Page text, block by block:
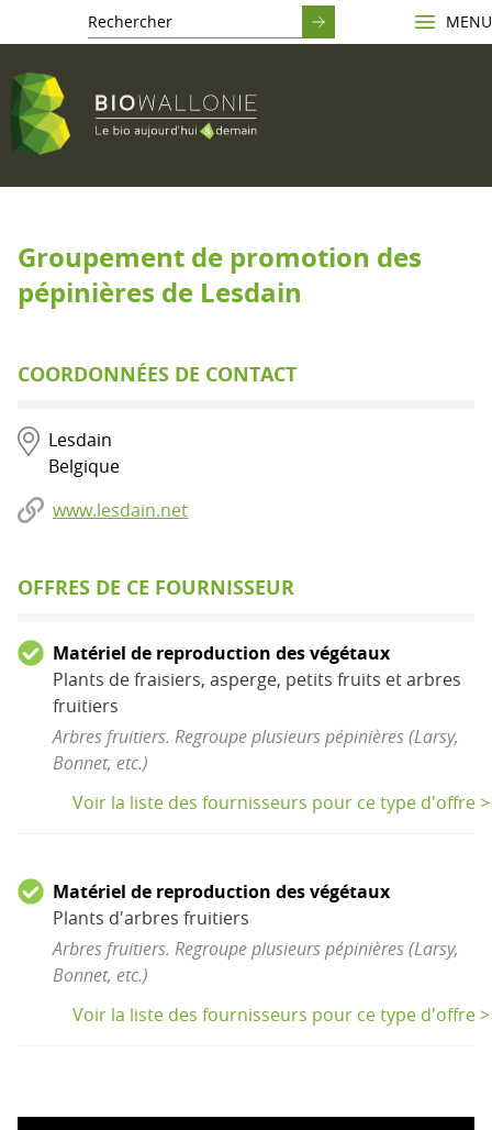
MENU
Groupement de promotion des
pépinières de Lesdain
COORDONNÉES DE CONTACT
Lesdain
Belgique
www.lesdain.net
OFFRES DE CE FOURNISSEUR
Matériel de reproduction des végétaux
Plants de fraisiers, asperge, petits fruits et arbres
fruitiers
Arbres fruitiers. Regroupe plusieurs pépinières (Larsy,
Bonnet, etc.)
Voir la liste des fournisseurs pour ce type d'offre >
Matériel de reproduction des végétaux
Plants d'arbres fruitiers
Arbres fruitiers. Regroupe plusieurs pépinières (Larsy,
Bonnet, etc.)
Voir la liste des fournisseurs pour ce type d'offre >